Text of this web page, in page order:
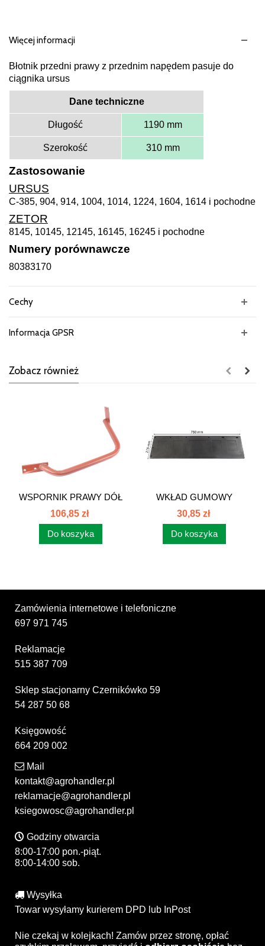
Więcej informacji
Błotnik przedni prawy z przednim napędem pasuje do
ciągnika ursus
Dane techniczne
Długość 1190 mm
Szerokość 310 mm
Zastosowanie
URSUS
C-385, 904, 914, 1004, 1014, 1224, 1604, 1614 i pochodne
ZETOR
8145, 10145, 12145, 16145, 16245 i pochodne
Numery porównawcze
80383170
Cechy
Informacja GPSR
Zobacz również
WSPORNIK PRAWY DÓŁ
KOŁO 12,4-24...
106,85 zł
Do koszyka
WKŁAD GUMOWY
BŁOTNIKA PRAWY...
30,85 zł
Do koszyka
Zamówienia internetowe i telefoniczne
697 971 745
Reklamacje
515 387 709
Sklep stacjonarny Czernikówko 59
54 287 50 68
Księgowość
664 209 002
Mail
kontakt@agrohandler.pl
reklamacje@agrohandler.pl
ksiegowosc@agrohandler.pl
Godziny otwarcia
8:00-17:00 pon.-piąt.
8:00-14:00 sob.
Wysyłka
Towar wysyłamy kurierem DPD lub InPost
Nie czekaj w kolejkach! Zamów przez stronę, opłać